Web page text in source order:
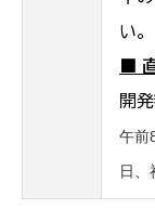
い。
■
開
午前
日、